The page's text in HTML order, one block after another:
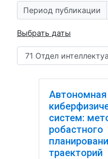
Период публикации
Выбрать даты
Автономная
систем:
робастного
траекторий